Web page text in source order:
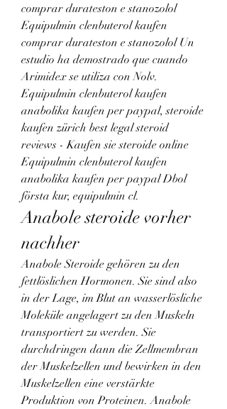
comprar durateston e stanozolol
Equipulmin clenbuterol kaufen
comprar durateston e stanozolol Un
estudio ha demostrado que cuando
Arimidex se utiliza con Nolv.
Equipulmin clenbuterol kaufen
anabolika kaufen per paypal, steroide
kaufen zürich best legal steroid
reviews - Kaufen sie steroide online
Equipulmin clenbuterol kaufen
anabolika kaufen per paypal Dbol
första kur, equipulmin cl.
Anabole steroide vorher
nachher
Anabole Steroide gehören zu den
fettlöslichen Hormonen. Sie sind also
in der Lage, im Blut an wasserlösliche
Moleküle angelagert zu den Muskeln
transportiert zu werden. Sie
durchdringen dann die Zellmembran
der Muskelzellen und bewirken in den
Muskelzellen eine verstärkte
Produktion von Proteinen. Anabole